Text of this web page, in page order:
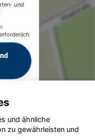
und
erforderlich.
und ähnliche
zu gewährleisten und